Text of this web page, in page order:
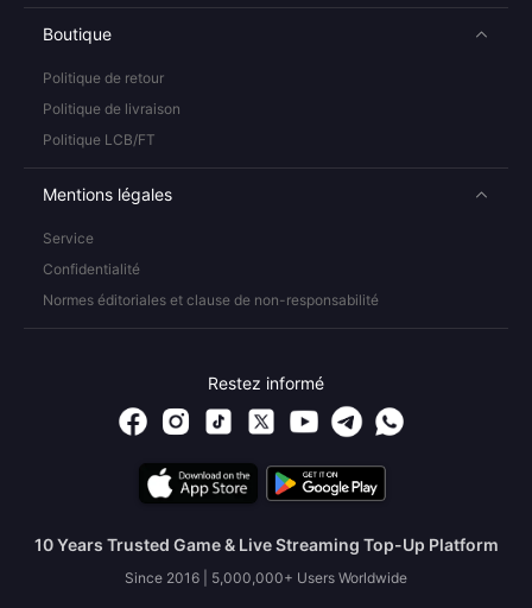
Boutique
Politique de retour
Politique de livraison
Politique LCB/FT
Mentions légales
Service
Confidentialité
Normes éditoriales et clause de non-responsabilité
Restez informé
10 Years Trusted Game & Live Streaming Top-Up Platform
Since 2016 | 5,000,000+ Users Worldwide